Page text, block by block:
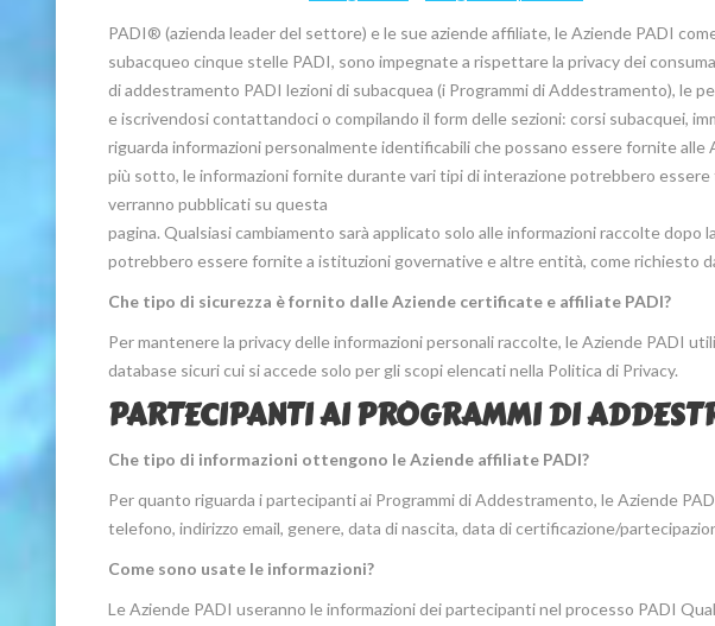
PADI® (azienda leader del settore) e le sue aziende affiliate, le Aziende PADI
subacqueo cinque stelle PADI, sono impegnate a rispettare la privacy dei
di addestramento PADI lezioni di subacquea (i Programmi di Addestramento), le
e iscrivendosi contattandoci o compilando il form delle sezioni: corsi subacquei,
riguarda informazioni personalmente identificabili che possano essere fornite
più sotto, le informazioni fornite durante vari tipi di interazione potrebbero
verranno pubblicati su questa
pagina. Qualsiasi cambiamento sarà applicato solo alle informazioni raccolte
potrebbero essere fornite a istituzioni governative e altre entità, come richiesto
Che tipo di sicurezza è fornito dalle Aziende certificate e affiliate PADI?
Per mantenere la privacy delle informazioni personali raccolte, le Aziende PADI
database sicuri cui si accede solo per gli scopi elencati nella Politica di Privacy.
PARTECIPANTI AI PROGRAMMI DI
Che tipo di informazioni ottengono le Aziende affiliate PADI?
Per quanto riguarda i partecipanti ai Programmi di Addestramento, le Aziende
telefono, indirizzo email, genere, data di nascita, data di certificazione/
Come sono usate le informazioni?
Le Aziende PADI useranno le informazioni dei partecipanti nel processo PADI